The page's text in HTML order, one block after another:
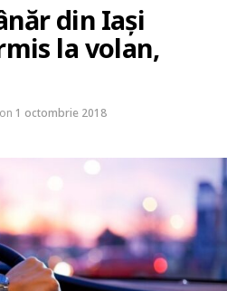
din Iași
la volan,
on 1 octombrie 2018